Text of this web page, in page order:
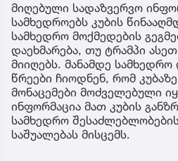
მიღებული სადაზვერვო
სამხედროებს კუბის
სამხედრო მოქმედების
დაეხმარება, თუ ტრამპი
მიიღებს. მანამდე
წრეები ჩიოდნენ, რომ
მონაცემები მოძველებული
ინფორმაცია მათ კუბის
სამხედრო
საშუალებას მისცემს.